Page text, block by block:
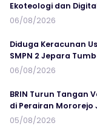
Ekoteologi dan
06/08/2026
Diduga Keracunan
SMPN 2 Jepara
06/08/2026
BRIN Turun Tangan
di Perairan Mororejo
05/08/2026